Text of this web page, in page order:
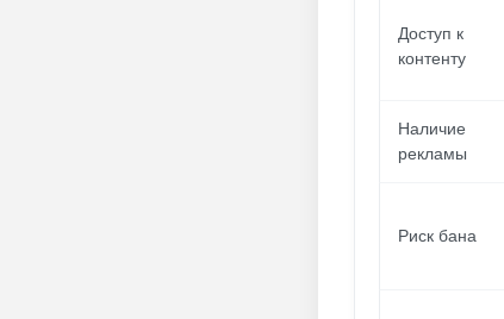
Доступ к
контенту
Наличие
рекламы
Риск бана